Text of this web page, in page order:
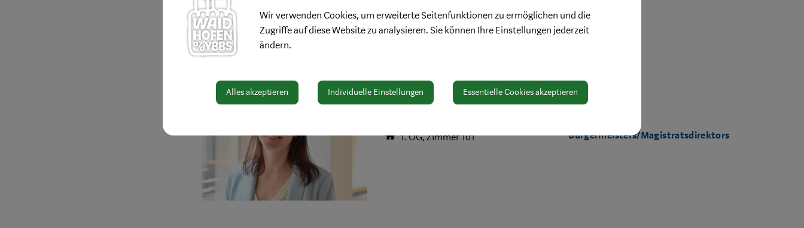
Elisabeth Wieser
T +43 7442 511 - 107
1. OG, ZImmer 101
Bereich:
Bürgermeisters/Magistratsdirektors
Wir verwenden Cookies, um erweiterte Seitenfunktionen zu ermöglichen und die
Zugriffe auf diese Website zu analysieren. Sie können Ihre Einstellungen jederzeit
ändern.
Alles akzeptieren Individuelle Einstellungen Essentielle Cookies akzeptieren